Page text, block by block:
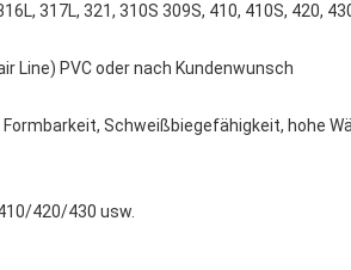
317L, 321, 310S 309S, 410, 410S, 420,
Line) PVC oder nach Kundenwunsch
Schweißbiegefähigkeit, hohe
420/430 usw.